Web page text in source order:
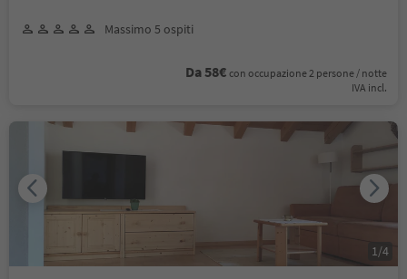
Massimo 5 ospiti
Da 58€ con occupazione 2 persone / notte
IVA incl.
1 /4